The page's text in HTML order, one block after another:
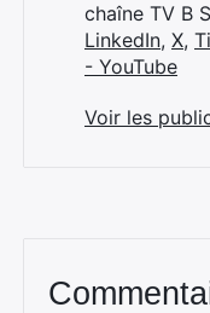
chaîne TV B
LinkedIn, X,
- YouTube
Voir les